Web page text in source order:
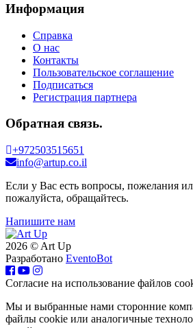
Информация
Справка
О нас
Контакты
Пользовательское соглашение
Подписаться
Регистрация партнера
Обратная связь.
+972503515651
info@artup.co.il
Если у Вас есть вопросы, пожелания
пожалуйста, обращайтесь.
Напишите нам
2026 © Art Up
Разработано EventoBot
Cогласие на использование файлов
Мы и выбранные нами сторонние
файлы cookie или аналогичные